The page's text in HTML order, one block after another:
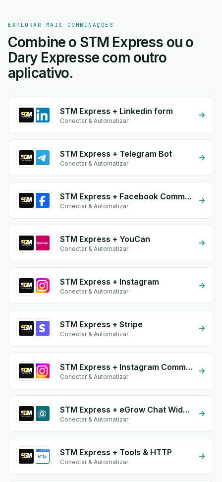
EXPLORAR MAIS COMBINAÇÕES
Combine o STM Express ou o
Dary Expresse com outro
aplicativo.
STM Express + Linkedin form
Conectar & Automatizar
STM Express + Telegram Bot
Conectar & Automatizar
STM Express + Facebook Comments
Conectar & Automatizar
STM Express + YouCan
Conectar & Automatizar
STM Express + Instagram
Conectar & Automatizar
STM Express + Stripe
Conectar & Automatizar
STM Express + Instagram Comment
Conectar & Automatizar
STM Express + eGrow Chat Widget
Conectar & Automatizar
STM Express + Tools & HTTP
Conectar & Automatizar